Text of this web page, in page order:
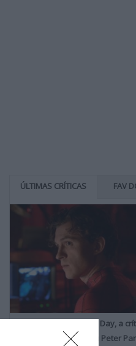
ÚLTIMAS CRÍTICAS FAV
Spider-Man: Brand New Day, a
Holland consolida o seu Peter